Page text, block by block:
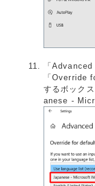
「
「Override
するボック
anese -